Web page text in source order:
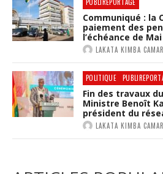
PUBLIREPORTAGE
Communiqué : la
paiement des
l’échéance de Mai
LAKATA KIMBA
POLITIQUE
Fin des travaux
Ministre Benoît
président du
LAKATA KIMBA